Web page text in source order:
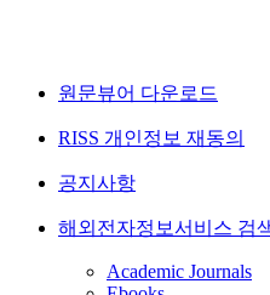
원문뷰어 다운로드
RISS 개인정보 재동의
공지사항
해외전자정보서비스 검
Academic Journals